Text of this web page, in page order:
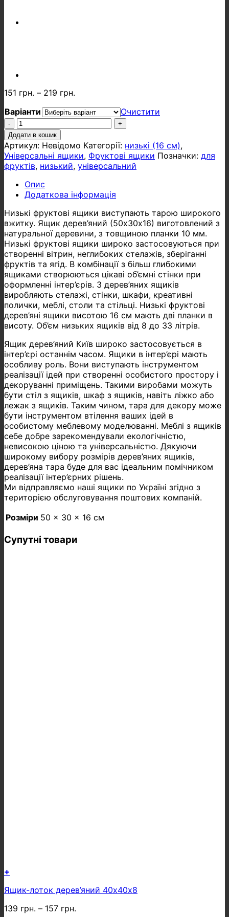
151 грн. – 219 грн.
Варіанти
Очистити
Ящик
дерев'яний
50х30х16
кількість
Додати в кошик
Артикул: Невідомо Категорії: низькі (16 см),
Універсальні ящики, Фруктові ящики Позначки: для
фруктів, низький, універсальний
Опис
Додаткова інформація
Низькі фруктові ящики виступають тарою широкого
вжитку. Ящик дерев’яний (50х30х16) виготовлений з
натуральної деревини, з товщиною планки 10 мм.
Низькі фруктові ящики широко застосовуються при
створенні вітрин, неглибоких стелажів, зберіганні
фруктів та ягід. В комбінації з більш глибокими
ящиками створюються цікаві об’ємні стінки при
оформленні інтер’єрів. З дерев’яних ящиків
виробляють стелажі, стінки, шкафи, креативні
полички, меблі, столи та стільці. Низькі фруктові
дерев’яні ящики висотою 16 см мають дві планки в
висоту. Об’єм низьких ящиків від 8 до 33 літрів.
Ящик дерев’яний Київ широко застосовується в
інтер’єрі останнім часом. Ящики в інтер’єрі мають
особливу роль. Вони виступають інструментом
реалізації ідей при створенні особистого простору і
декоруванні приміщень. Такими виробами можуть
бути стіл з ящиків, шкаф з ящиків, навіть ліжко або
лежак з ящиків. Таким чином, тара для декору може
бути інструментом втілення ваших ідей в
особистому меблевому моделюванні. Меблі з ящиків
себе добре зарекомендували екологічністю,
невисокою ціною та універсальністю. Дякуючи
широкому вибору розмірів дерев’яних ящиків,
дерев’яна тара буде для вас ідеальним помічником
реалізації інтер’єрних рішень.
Ми відправляємо наші ящики по Україні згідно з
територією обслуговування поштових компаній.
Розміри 50 × 30 × 16 см
Супутні товари
+
товар
кілька
Ящик-лоток дерев’яний 40х40х8
139 грн. – 157 грн.